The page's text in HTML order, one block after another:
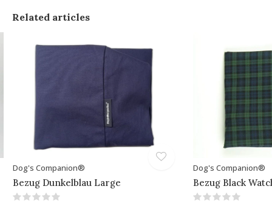
Related articles
Dog's Companion®
Bezug Dunkelblau Large
Dog's Companion®
Bezug Black